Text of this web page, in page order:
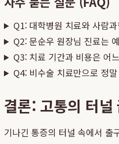
Q1: 대학병원 치료와 사람
Q2: 문순우 원장님 진료는
Q3: 치료 기간과 비용은 어
Q4: 비수술 치료만으로 정
결론: 고통의 터널
기나긴 통증의 터널 속에서 출